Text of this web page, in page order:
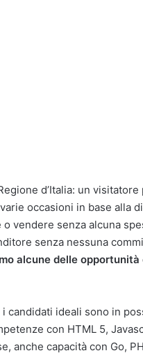
d’Italia: un
occasioni in base alla
vendere senza alcuna
senza nessuna
alcune delle opportunità
candidati ideali sono in
con HTML 5,
anche capacità con Go,